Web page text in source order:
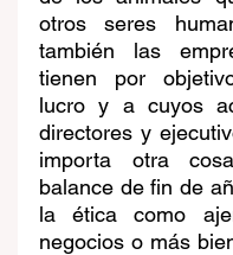
otros seres
también las
tienen por
lucro y a cuyos
directores y
importa otra
balance de fin de
la ética como
negocios o más